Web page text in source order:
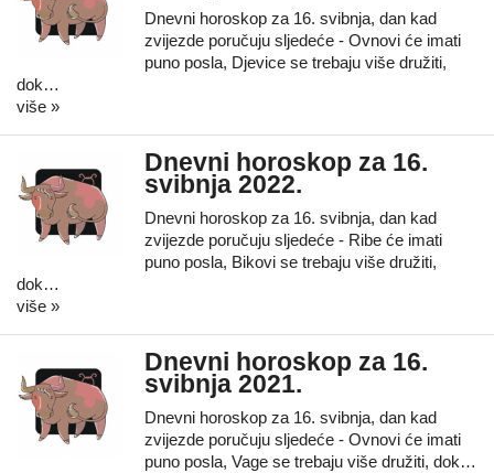
Dnevni horoskop za 16. svibnja, dan kad
zvijezde poručuju sljedeće - Ovnovi će imati
puno posla, Djevice se trebaju više družiti,
dok…
više »
Dnevni horoskop za 16.
svibnja 2022.
Dnevni horoskop za 16. svibnja, dan kad
zvijezde poručuju sljedeće - Ribe će imati
puno posla, Bikovi se trebaju više družiti,
dok…
više »
Dnevni horoskop za 16.
svibnja 2021.
Dnevni horoskop za 16. svibnja, dan kad
zvijezde poručuju sljedeće - Ovnovi će imati
puno posla, Vage se trebaju više družiti, dok…